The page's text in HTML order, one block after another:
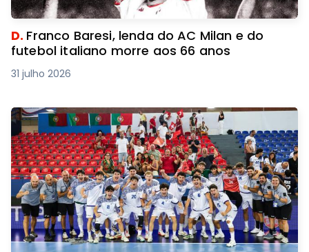
D. Franco Baresi, lenda do AC Milan e do
futebol italiano morre aos 66 anos
31 julho 2026